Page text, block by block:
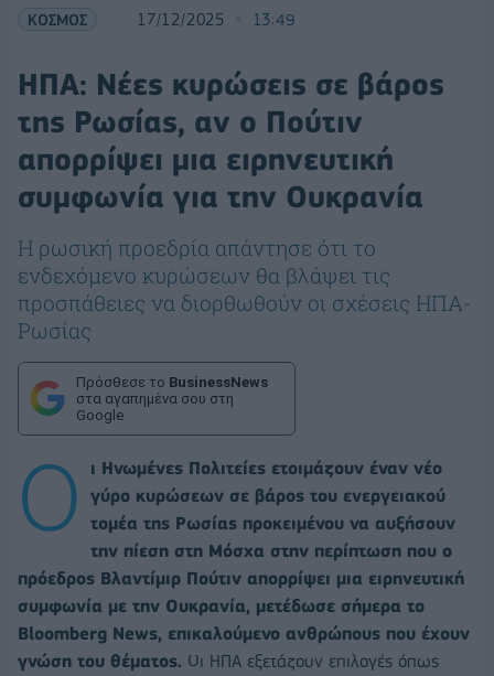
ΚΟΣΜΟΣ 17/12/2025 13:49
ΗΠΑ: Nέες κυρώσεις σε βάρος
της Ρωσίας, αν ο Πούτιν
απορρίψει μια ειρηνευτική
συμφωνία για την Ουκρανία
H ρωσική προεδρία απάντησε ότι το
ενδεχόμενο κυρώσεων θα βλάψει τις
προσπάθειες να διορθωθούν οι σχέσεις ΗΠΑ-
Ρωσίας
Πρόσθεσε το BusinessNews
στα αγαπημένα σου στη
Google
Ο
ι Ηνωμένες Πολιτείες ετοιμάζουν έναν νέο
γύρο κυρώσεων σε βάρος του ενεργειακού
τομέα της Ρωσίας προκειμένου να αυξήσουν
την πίεση στη Μόσχα στην περίπτωση που ο
πρόεδρος Βλαντίμιρ Πούτιν απορρίψει μια ειρηνευτική
συμφωνία με την Ουκρανία, μετέδωσε σήμερα το
Bloomberg News, επικαλούμενο ανθρώπους που έχουν
γνώση του θέματος. Οι ΗΠΑ εξετάζουν επιλογές όπως